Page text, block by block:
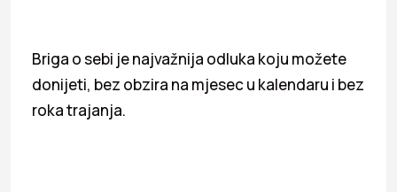
Briga o sebi je najvažnija odluka koju možete
donijeti, bez obzira na mjesec u kalendaru i bez
roka trajanja.